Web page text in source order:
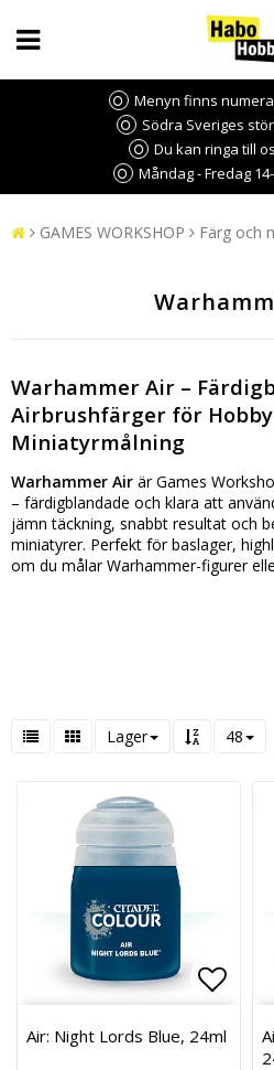
Menyn finns
Södra Sveriges
Du kan ringa till
Måndag - Fredag
GAMES WORKSHOP Färg och
Warhammer Air –
Airbrushfärger för Hobby
Miniatyrmålning
Warhammer Air är Games
– färdigblandade och klara att
jämn täckning, snabbt resultat och
miniatyrer. Perfekt för baslager,
om du målar Warhammer-figurer
Lager 48
Lägg
Air: Night Lords Blue, 24ml